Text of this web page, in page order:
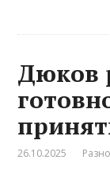
Дюков
26.10.2025